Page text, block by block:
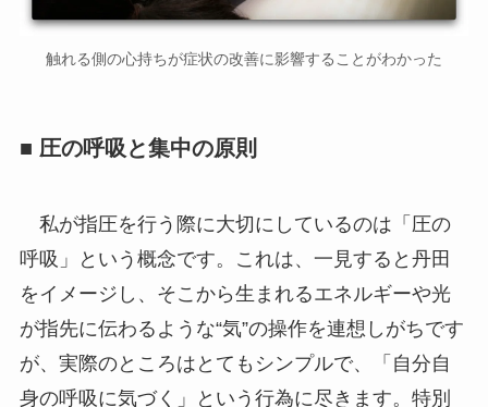
触れる側の心持ちが症状の改善に影響することがわかった
■ 圧の呼吸と集中の原則
私が指圧を行う際に大切にしているのは「圧の
呼吸」という概念です。これは、一見すると丹田
をイメージし、そこから生まれるエネルギーや光
が指先に伝わるような“気”の操作を連想しがちです
が、実際のところはとてもシンプルで、「自分自
身の呼吸に気づく」という行為に尽きます。特別